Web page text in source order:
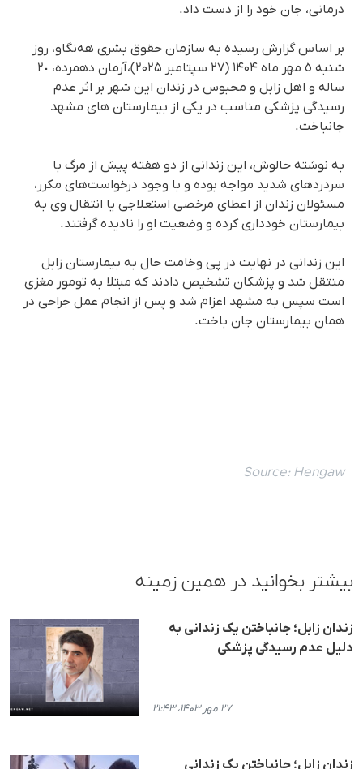
درمانی، جان خود را از دست داد.
بر اساس گزارش رسیده به سازمان حقوق بشری هه‌نگاو، روز
شنبە ٥ مهر ماه ۱۴۰۴ (٢٧ سپتامبر ۲۰۲۵)،آرمان دهمرده، ٢٠
سالە و اهل زابل و محبوس در زندان این شهر بر اثر عدم
رسیدگی پزشکی مناسب در یکی از بیمارستان های مشهد
جانباخت.
بە نوشتە حالوش، این زندانی از دو هفتە پیش از مرگ با
سردردهای شدید مواجه بودە و با وجود درخواست‌های مکرر،
مسئولان زندان از اعطای مرخصی استعلاجی یا انتقال وی به
بیمارستان خودداری کرده و وضعیت او را نادیده گرفتند.
این زندانی در نهایت در پی وخامت حال به بیمارستان زابل
منتقل شد و پزشکان تشخیص دادند که مبتلا به تومور مغزی
است سپس به مشهد اعزام شد و پس از انجام عمل جراحی در
همان بیمارستان جان باخت.
Source: Hengaw
بیشتر بخوانید در همین زمینه
زندان زابل؛ جانباختن یک زندانی به
دلیل عدم رسیدگی پزشکی
۲۷ مهر ۱۴۰۳، ۲۱:۴۳
زندان زابل؛ جانباختن یک زندانی